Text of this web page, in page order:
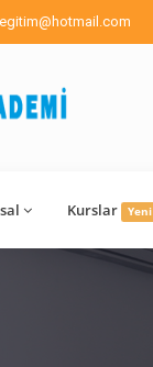
Kurslar Yeni